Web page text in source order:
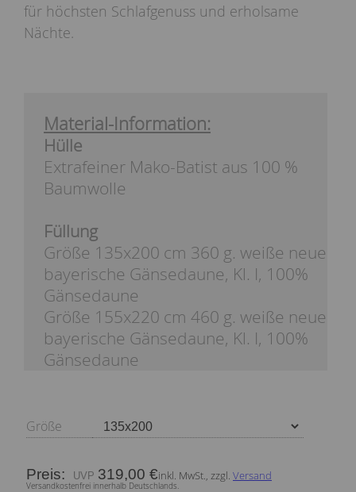
für höchsten Schlafgenuss und erholsame
Nächte.
Material-Information:
Hülle
Extrafeiner Mako-Batist aus 100 %
Baumwolle
Füllung
Größe 135x200 cm 360 g. weiße neue
bayerische Gänsedaune, Kl. I, 100%
Gänsedaune
Größe 155x220 cm 460 g. weiße neue
bayerische Gänsedaune, Kl. I, 100%
Gänsedaune
Größe
Preis: 319,00 €inkl. MwSt., zzgl. Versand
Versandkostenfrei innerhalb Deutschlands.